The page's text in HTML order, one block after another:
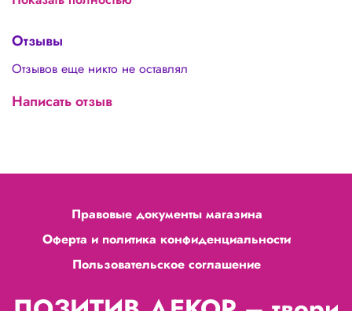
Используется в цветочной флористике для придания
формы стеблям. Хорошо подойдет для любого творчества
Отзывы
Отзывов еще никто не оставлял
Написать отзыв
Правовые документы магазина
Оферта и политика конфиденциальности
Пользовательское соглашение